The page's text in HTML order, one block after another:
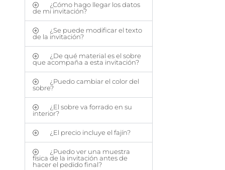
¿Cómo hago llegar los datos
de mi invitación?
¿Se puede modificar el texto
de la invitación?
¿De qué material es el sobre
que acompaña a esta invitación?
¿Puedo cambiar el color del
sobre?
¿El sobre va forrado en su
interior?
¿El precio incluye el fajín?
¿Puedo ver una muestra
física de la invitación antes de
hacer el pedido final?